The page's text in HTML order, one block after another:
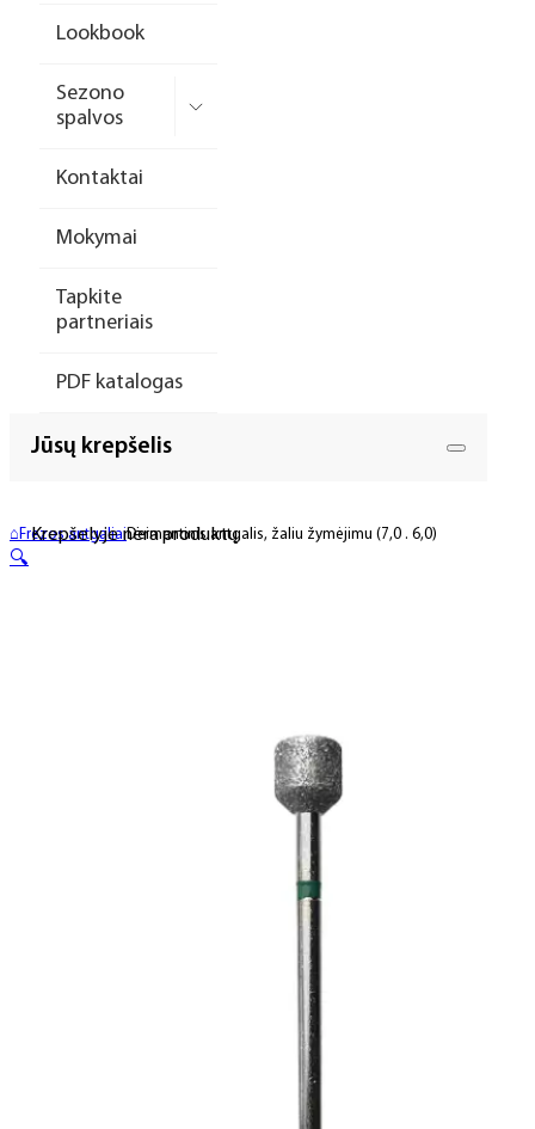
Lookbook
Sezono
spalvos
Kontaktai
Mokymai
Tapkite
partneriais
PDF katalogas
Jūsų krepšelis
Krepšelyje nėra produktų.
⌂ Frezos antgaliaiDeimantinis antgalis, žaliu žymėjimu (7,0 . 6,0)
🔍